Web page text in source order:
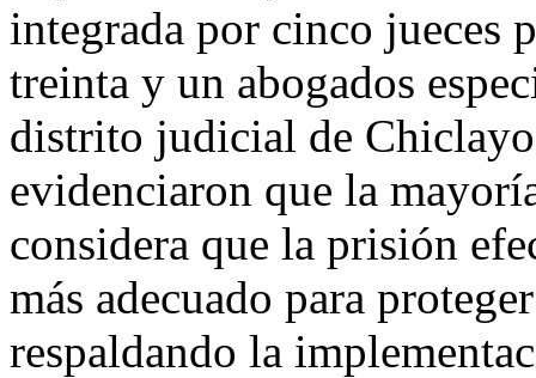
integrada por cinco jueces
treinta y un abogados
distrito judicial de
evidenciaron que la
considera que la prisión
más adecuado para
respaldando la